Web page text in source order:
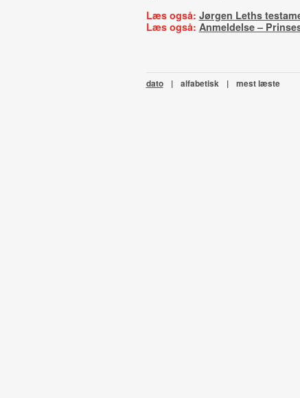
Læs også: Jørgen Leths
Læs også: Anmeldelse –
dato | alfabetisk | mest læste